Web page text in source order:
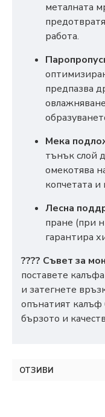
металната
работа.
предпазва
Мека
тънък слой
омекотява
копчетата
Лесна
пране (при
гарантира
???? Съвет за
поставете
и затегнете
опънатият
бързото и
ОТЗИВИ